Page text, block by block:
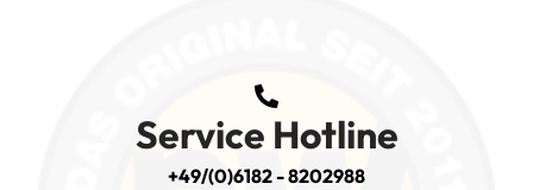
Service Hotline
+49/(0)6182 - 8202988